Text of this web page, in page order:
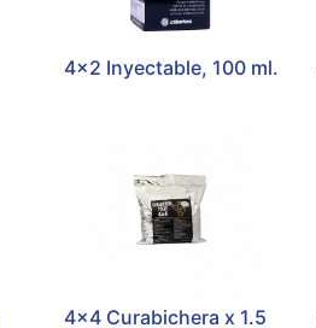
4x2 Inyectable, 100 ml.
4x4 Curabichera x 1.5